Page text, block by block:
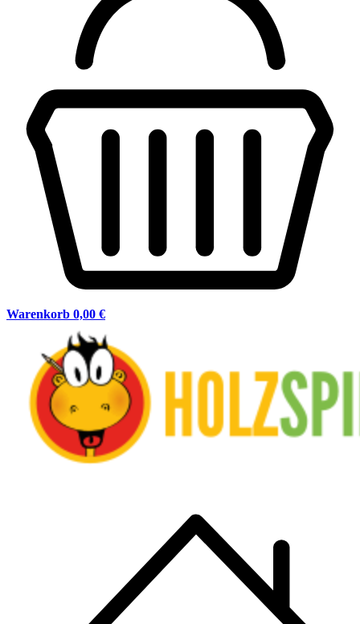
Warenkorb 0,00 €